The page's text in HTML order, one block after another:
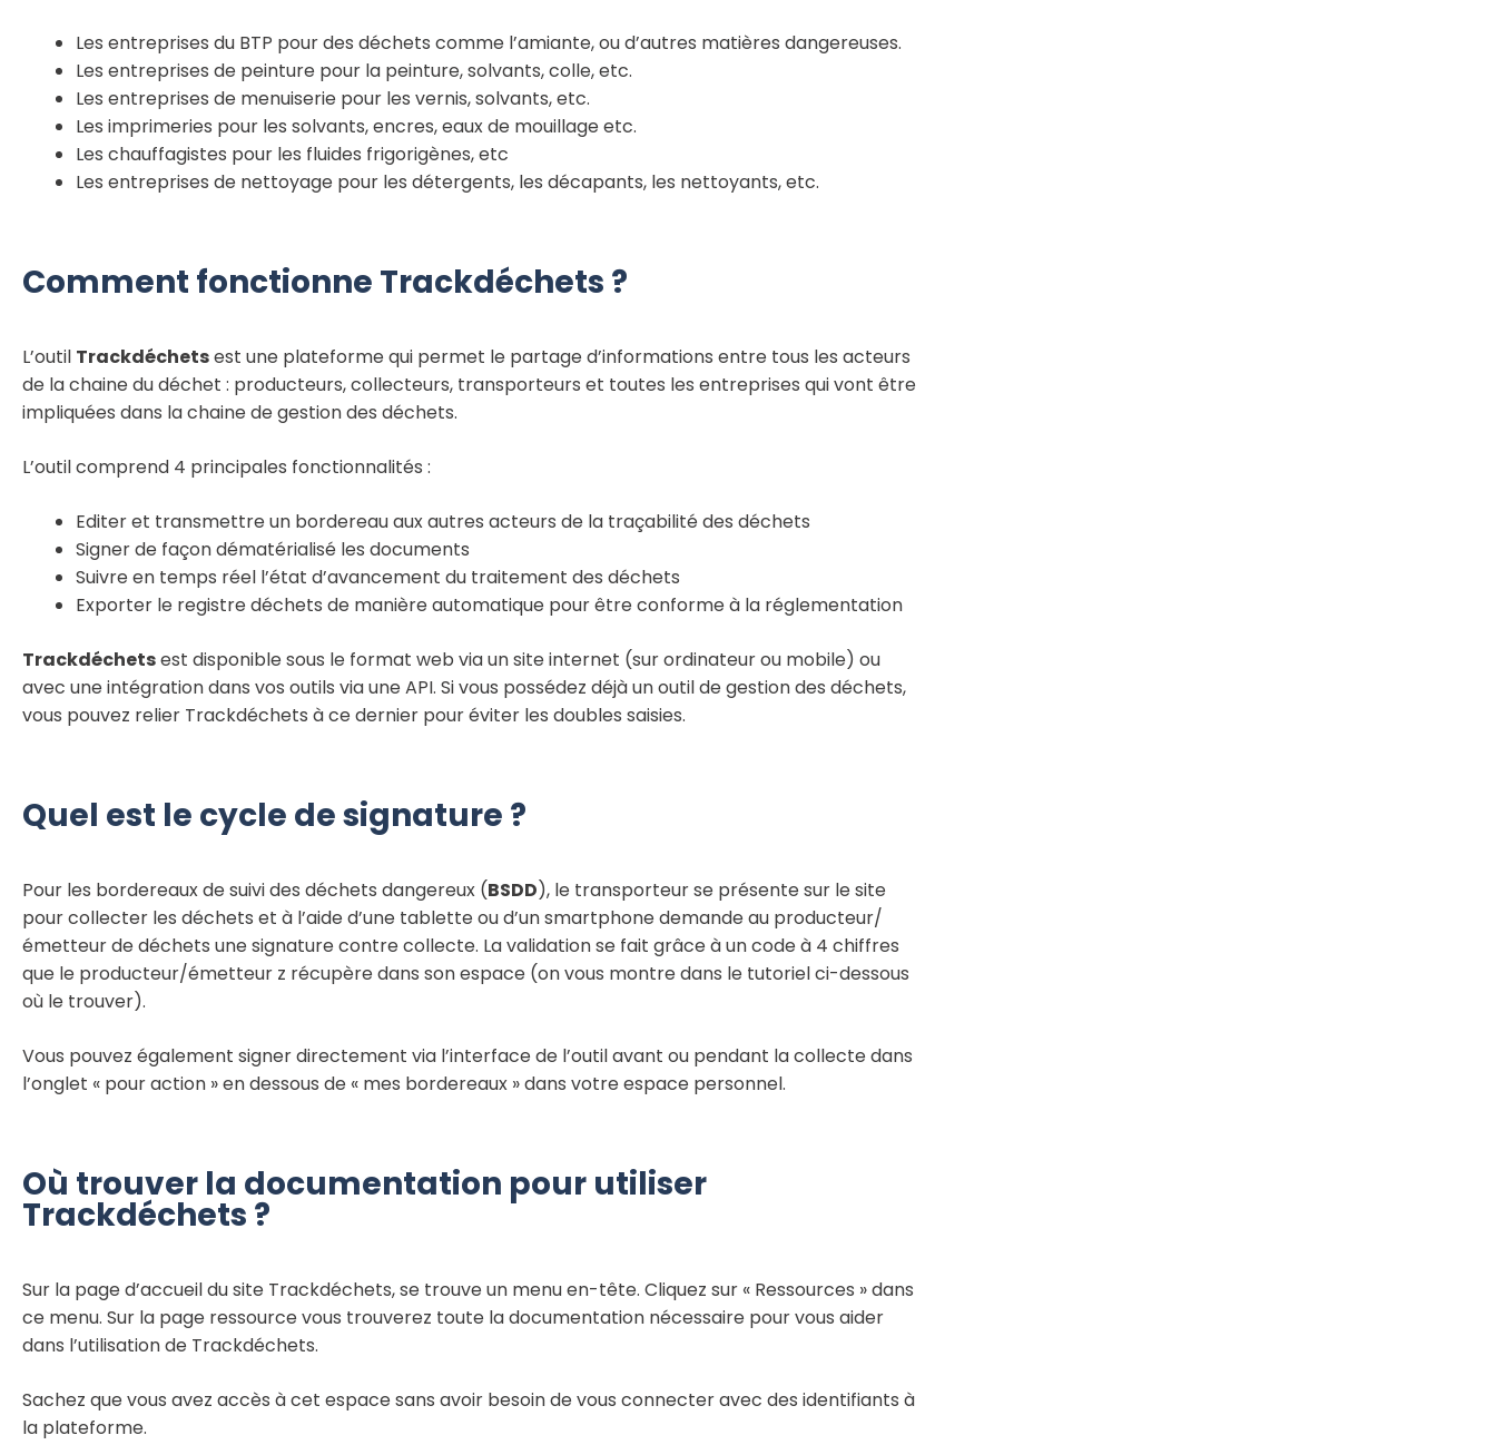
Les entreprises du BTP pour des déchets comme l’amiante, ou d’autres matières dangereuses.
Les entreprises de peinture pour la peinture, solvants, colle, etc.
Les entreprises de menuiserie pour les vernis, solvants, etc.
Les imprimeries pour les solvants, encres, eaux de mouillage etc.
Les chauffagistes pour les fluides frigorigènes, etc
Les entreprises de nettoyage pour les détergents, les décapants, les nettoyants, etc.
Comment fonctionne Trackdéchets ?
L’outil Trackdéchetsest une plateforme qui permet le partage d’informations entre tous les acteurs
de la chaine du déchet : producteurs, collecteurs, transporteurs et toutes les entreprises qui vont être
impliquées dans la chaine de gestion des déchets.
L’outil comprend 4 principales fonctionnalités :
Editer et transmettre un bordereau aux autres acteurs de la traçabilité des déchets
Signer de façon dématérialisé les documents
Suivre en temps réel l’état d’avancement du traitement des déchets
Exporter le registre déchets de manière automatique pour être conforme à la réglementation
Trackdéchetsest disponible sous le format web via un site internet (sur ordinateur ou mobile) ou
avec une intégration dans vos outils via une API. Si vous possédez déjà un outil de gestion des déchets,
vous pouvez relier Trackdéchets à ce dernier pour éviter les doubles saisies.
Quel est le cycle de signature ?
Pour les bordereaux de suivi des déchets dangereux (BSDD), le transporteur se présente sur le site
pour collecter les déchets et à l’aide d’une tablette ou d’un smartphone demande au producteur/
émetteur de déchets une signature contre collecte. La validation se fait grâce à un code à 4 chiffres
que le producteur/émetteur z récupère dans son espace (on vous montre dans le tutoriel ci-dessous
où le trouver).
Vous pouvez également signer directement via l’interface de l’outil avant ou pendant la collecte dans
l’onglet « pour action » en dessous de « mes bordereaux » dans votre espace personnel.
Où trouver la documentation pour utiliser
Trackdéchets ?
Sur la page d’accueil du site Trackdéchets, se trouve un menu en-tête. Cliquez sur « Ressources » dans
ce menu. Sur la page ressource vous trouverez toute la documentation nécessaire pour vous aider
dans l’utilisation de Trackdéchets.
Sachez que vous avez accès à cet espace sans avoir besoin de vous connecter avec des identifiants à
la plateforme.